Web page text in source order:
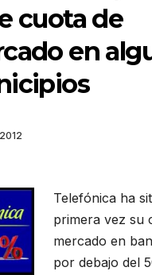
cuota de
en
Telefónica ha
primera vez su
mercado en
por debajo del